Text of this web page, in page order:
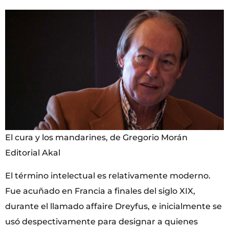
El cura y los mandarines, de Gregorio Morán
Editorial Akal
El término intelectual es relativamente moderno.
Fue acuñado en Francia a finales del siglo XIX,
durante el llamado affaire Dreyfus, e inicialmente se
usó despectivamente para designar a quienes